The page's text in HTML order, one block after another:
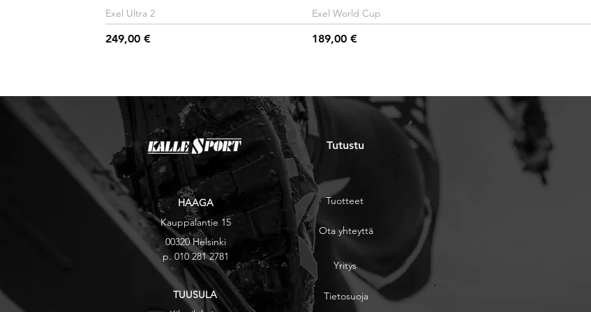
Exel Ultra 2
Hinta
249,00 €
Exel World Cup
Hinta
189,00 €
Tutustu
HAAGA
Kauppalantie 15
00320 Helsinki
p. 010 281 2781
TUUSULA
Tuotteet
Ota yhteyttä
Yritys
Tietosuoja